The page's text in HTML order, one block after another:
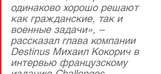
одинаково хорошо решают
как гражданские, так и
военные задачи», –
рассказал глава компании
Destinus Михаил Кокорич в
интервью французскому